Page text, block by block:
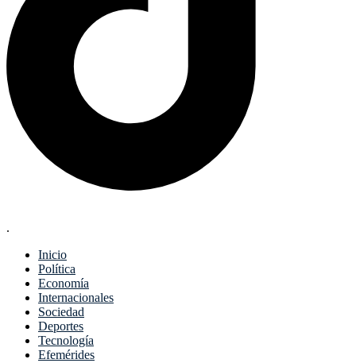
.
Inicio
Política
Economía
Internacionales
Sociedad
Deportes
Tecnología
Efemérides